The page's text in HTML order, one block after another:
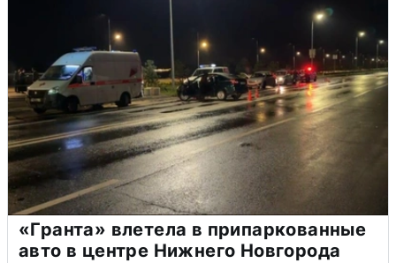
«Гранта» влетела в припаркованные
авто в центре Нижнего Новгорода